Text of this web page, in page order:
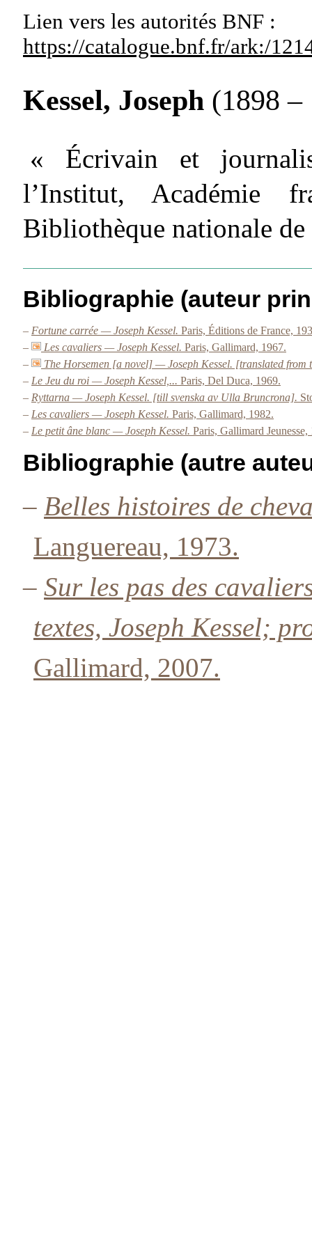
Lien vers les autorités BNF :
https://catalogue.bnf.fr/ark:/
Kessel, Joseph (1898 –
« Écrivain et
l’Institut, Académie
Bibliothèque nationale de
Bibliographie (auteur
– Fortune carrée — Joseph Kessel. Paris, Éditions de France,
–
Les cavaliers — Joseph Kessel. Paris, Gallimard, 1967.
–
The Horsemen [a novel] — Joseph Kessel. [translated
– Le Jeu du roi — Joseph Kessel,... Paris, Del Duca, 1969.
– Ryttarna — Joseph Kessel. [till svenska av Ulla Bruncrona].
– Les cavaliers — Joseph Kessel. Paris, Gallimard, 1982.
– Le petit âne blanc — Joseph Kessel. Paris, Gallimard Jeunesse,
Bibliographie (autre
– Belles histoires de
Languereau, 1973.
– Sur les pas des
textes, Joseph Kessel;
Gallimard, 2007.